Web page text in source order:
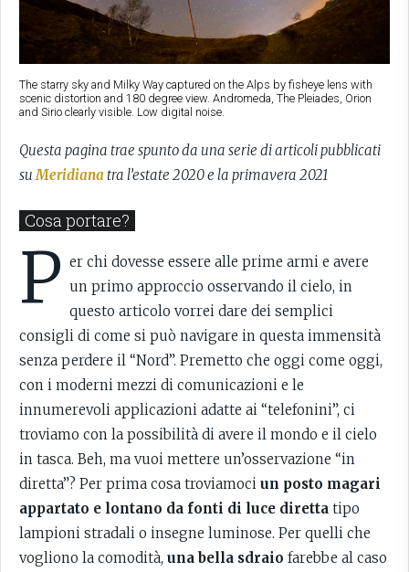
The starry sky and Milky Way captured on the Alps by fisheye lens with
scenic distortion and 180 degree view. Andromeda, The Pleiades, Orion
and Sirio clearly visible. Low digital noise.
Questa pagina trae spunto da una serie di articoli pubblicati
suMeridiana tra l’estate 2020 e la primavera 2021
Cosa portare?
P er chi dovesse essere alle prime armi e avere
un primo approccio osservando il cielo, in
questo articolo vorrei dare dei semplici
consigli di come si può navigare in questa immensità
senza perdere il “Nord”. Premetto che oggi come oggi,
con i moderni mezzi di comunicazioni e le
innumerevoli applicazioni adatte ai “telefonini”, ci
troviamo con la possibilità di avere il mondo e il cielo
in tasca. Beh, ma vuoi mettere un’osservazione “in
diretta”? Per prima cosa troviamoci un posto magari
appartato e lontano da fonti di luce diretta tipo
lampioni stradali o insegne luminose. Per quelli che
vogliono la comodità, una bella sdraio farebbe al caso